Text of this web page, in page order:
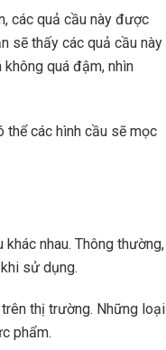
các quả cầu này được
sẽ thấy các quả cầu này
quá đậm, nhìn
thể các hình cầu sẽ mọc
nhau. Thông thường,
sử dụng.
thị trường. Những loại
phẩm.